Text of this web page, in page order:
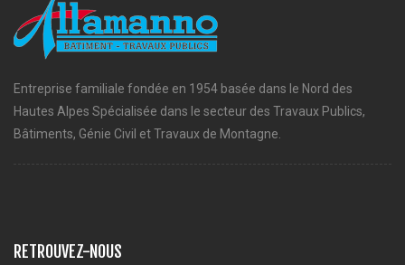
Entreprise familiale fondée en 1954 basée dans le Nord des
Hautes Alpes Spécialisée dans le secteur des Travaux Publics,
Bâtiments, Génie Civil et Travaux de Montagne.
RETROUVEZ-NOUS